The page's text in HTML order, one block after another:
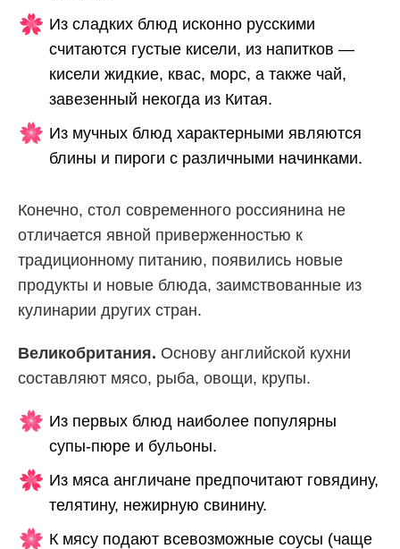
Из сладких блюд исконно русскими
считаются густые кисели, из напитков —
кисели жидкие, квас, морс, а также чай,
завезенный некогда из Китая.
Из мучных блюд характерными являются
блины и пироги с различными начинками.
Конечно, стол современного россиянина не
отличается явной приверженностью к
традиционному питанию, появились новые
продукты и новые блюда, заимствованные из
кулинарии других стран.
Великобритания. Основу английской кухни
составляют мясо, рыба, овощи, крупы.
Из первых блюд наиболее популярны
супы-пюре и бульоны.
Из мяса англичане предпочитают говядину,
телятину, нежирную свинину.
К мясу подают всевозможные соусы (чаще